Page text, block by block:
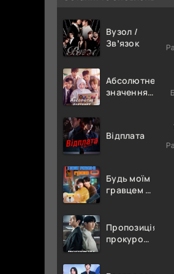
Вузол /
Звʼязок
Абсолютне
значення
романтики
Відплата
Будь моїм
гравцем /
Пропозиція
прокурора